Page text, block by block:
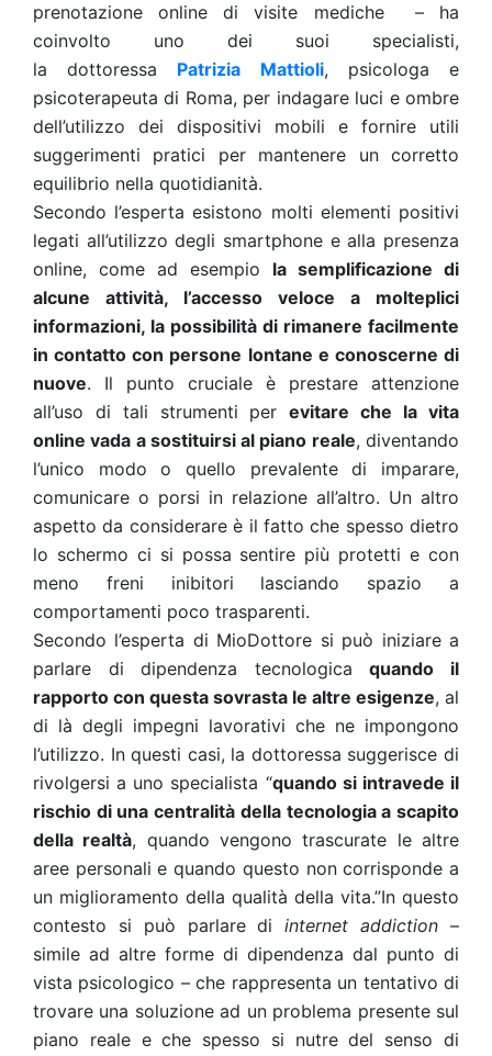
prenotazione online di visite mediche – ha
coinvolto uno dei suoi specialisti,
la dottoressa Patrizia Mattioli, psicologa e
psicoterapeuta di Roma, per indagare luci e ombre
dell’utilizzo dei dispositivi mobili e fornire utili
suggerimenti pratici per mantenere un corretto
equilibrio nella quotidianità.
Secondo l’esperta esistono molti elementi positivi
legati all’utilizzo degli smartphone e alla presenza
online, come ad esempio la semplificazione di
alcune attività, l’accesso veloce a molteplici
informazioni, la possibilità di rimanere facilmente
in contatto con persone lontane e conoscerne di
nuove. Il punto cruciale è prestare attenzione
all’uso di tali strumenti per evitare che la vita
online vada a sostituirsi al piano reale, diventando
l’unico modo o quello prevalente di imparare,
comunicare o porsi in relazione all’altro. Un altro
aspetto da considerare è il fatto che spesso dietro
lo schermo ci si possa sentire più protetti e con
meno freni inibitori lasciando spazio a
comportamenti poco trasparenti.
Secondo l’esperta di MioDottore si può iniziare a
parlare di dipendenza tecnologicaquando il
rapporto con questa sovrasta le altre esigenze, al
di là degli impegni lavorativi che ne impongono
l’utilizzo. In questi casi, la dottoressa suggerisce di
rivolgersi a uno specialista “quando si intravede il
rischio di una centralità della tecnologia a scapito
della realtà, quando vengono trascurate le altre
aree personali e quando questo non corrisponde a
un miglioramento della qualità della vita.”In questo
contesto si può parlare diinternet addiction–
simile ad altre forme di dipendenza dal punto di
vista psicologico – che rappresenta un tentativo di
trovare una soluzione ad un problema presente sul
piano reale e che spesso si nutre del senso di